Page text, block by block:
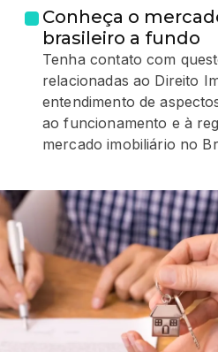
Conheça o
brasileiro a fundo
Tenha contato com
relacionadas ao Direito
entendimento de
ao funcionamento e à
mercado imobiliário no